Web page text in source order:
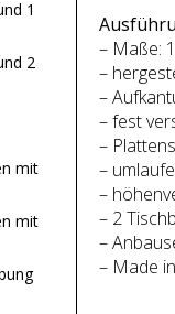
– Maße:
–
–
– fest
–
–
–
– 2
–
– Made
1
2
mit
mit